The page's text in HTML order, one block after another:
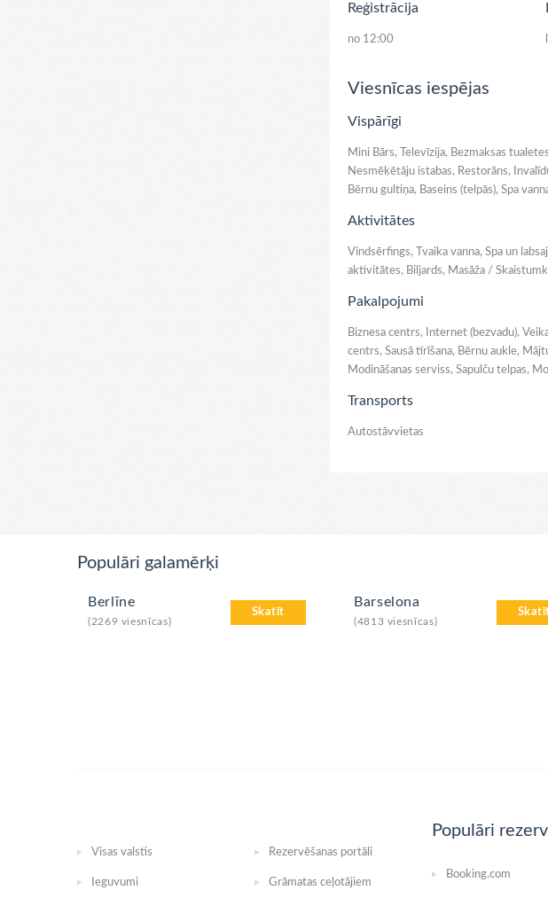
Reģistrācija
no 12:00
Viesnīcas iespējas
Vispārīgi
Mini Bārs, Televīzija, Bezmaksas
Nesmēķētāju istabas, Restorāns,
Bērnu gultiņa, Baseins (telpās), Spa
Aktivitātes
Vindsērfings, Tvaika vanna, Spa un
aktivitātes, Biljards, Masāža /
Pakalpojumi
Biznesa centrs, Internet (bezvadu),
centrs, Sausā tīrīšana, Bērnu aukle,
Modināšanas serviss, Sapulču telpas,
Transports
Autostāvvietas
Populāri galamērķi
Skatīt
Berlīne
(2269 viesnīcas)
Barselona
(4813 viesnīcas)
Visas valstis Rezervēšanas portāli
Ieguvumi Grāmatas ceļotājiem
Populāri
Booking.com